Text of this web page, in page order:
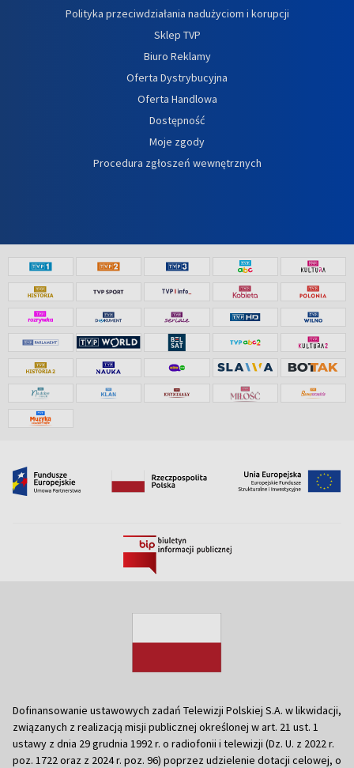
Polityka przeciwdziałania nadużyciom i korupcji
Sklep TVP
Biuro Reklamy
Oferta Dystrybucyjna
Oferta Handlowa
Dostępność
Moje zgody
Procedura zgłoszeń wewnętrznych
Dofinansowanie ustawowych zadań Telewizji Polskiej S.A. w likwidacji,
związanych z realizacją misji publicznej określonej w art. 21 ust. 1
ustawy z dnia 29 grudnia 1992 r. o radiofonii i telewizji (Dz. U. z 2022 r.
poz. 1722 oraz z 2024 r. poz. 96) poprzez udzielenie dotacji celowej, o